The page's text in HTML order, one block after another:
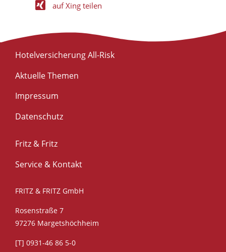
auf Xing teilen
Hotelversicherung All-Risk
Aktuelle Themen
Impressum
Datenschutz
Fritz & Fritz
Service & Kontakt
FRITZ & FRITZ GmbH
Rosenstraße 7
97276 Margetshöchheim
[T] 0931-46 86 5-0